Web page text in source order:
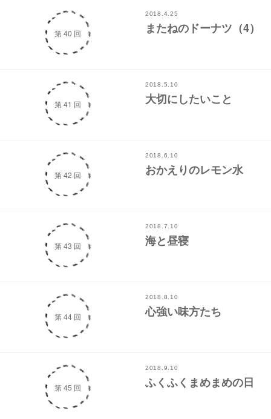
第 40 回
2018.4.25
またねのドーナツ（4）
第 41 回
2018.5.10
大切にしたいこと
第 42 回
2018.6.10
おかえりのレモン水
第 43 回
2018.7.10
海と昼寝
第 44 回
2018.8.10
心強い味方たち
第 45 回
2018.9.10
ふくふくまめまめの日